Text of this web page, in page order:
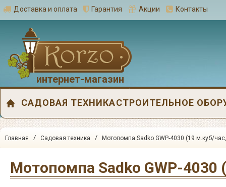
Доставка и оплата Гарантия Акции Контакты
интернет-магазин
САДОВАЯ ТЕХНИКАСТРОИТЕЛЬНОЕ
Главная / Садовая техника / Мотопомпа Sadko GWP-4030 (19 м.куб/
Мотопомпа Sadko GWP-